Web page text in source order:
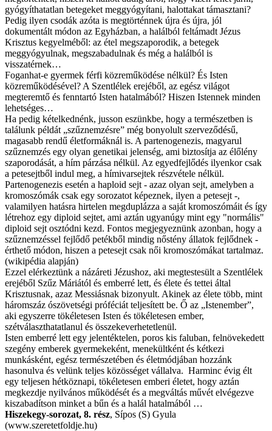
gyógyíthatatlan betegeket meggyógyítani, halottakat támasztani?
Pedig ilyen csodák azóta is megtörténnek újra és újra, jól
dokumentált módon az Egyházban, a halálból feltámadt Jézus
Krisztus kegyelméből: az étel megszaporodik, a betegek
meggyógyulnak, megszabadulnak és még a halálból is
visszatérnek…
Foganhat-e gyermek férfi közreműködése nélkül? És Isten
közreműködésével? A Szentlélek erejéből, az egész világot
megteremtő és fenntartó Isten hatalmából? Hiszen Istennek minden
lehetséges…
Ha pedig kételkednénk, jusson eszünkbe, hogy a természetben is
találunk példát „szűznemzésre” még bonyolult szerveződésű,
magasabb rendű életformáknál is. A partenogenezis, magyarul
szűznemzés egy olyan genetikai jelenség, ami biztosítja az élőlény
szaporodását, a hím párzása nélkül. Az egyedfejlődés ilyenkor csak
a petesejtből indul meg, a hímivarsejtek részvétele nélkül.
Partenogenezis esetén a haploid sejt - azaz olyan sejt, amelyben a
kromoszómák csak egy sorozatot képeznek, ilyen a petesejt -,
valamilyen hatásra hirtelen megduplázza a saját kromoszómáit és így
létrehoz egy diploid sejtet, ami aztán ugyanúgy mint egy "normális"
diploid sejt osztódni kezd. Fontos megjegyeznünk azonban, hogy a
szűznemzéssel fejlődő petékből mindig nőstény állatok fejlődnek -
érthető módon, hiszen a petesejt csak női kromoszómákat tartalmaz.
(wikipédia alapján)
Ezzel elérkeztünk a názáreti Jézushoz, aki megtestesült a Szentlélek
erejéből Szűz Máriától és emberré lett, és élete és tettei által
Krisztusnak, azaz Messiásnak bizonyult. Akinek az élete több, mint
háromszáz ószövetségi próféciát teljesített be. Ő az „Istenember”,
aki egyszerre tökéletesen Isten és tökéletesen ember,
szétválaszthatatlanul és összekeverhetetlenül.
Isten emberré lett egy jelentéktelen, poros kis faluban, felnövekedett
szegény emberek gyermekeként, menekültként és kétkezi
munkásként, egész természetében és életmódjában hozzánk
hasonulva és velünk teljes közösséget vállalva. Harminc évig élt
egy teljesen hétköznapi, tökéletesen emberi életet, hogy aztán
megkezdje nyilvános működését és a megváltás művét elvégezve
kiszabadítson minket a bűn és a halál hatalmából …
Hiszekegy-sorozat, 8. rész, Sípos (S) Gyula
(www.szeretetfoldje.hu)